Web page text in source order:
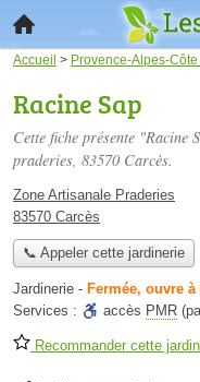
Accueil > Provence-Alpes-
Racine Sap
Cette fiche présente "Racine
praderies, 83570 Carcès.
Zone Artisanale Praderies
83570 Carcès
📞 Appeler cette jardinerie
Jardinerie - Fermée, ouvre à
Services :
accès PMR
Recommander cette